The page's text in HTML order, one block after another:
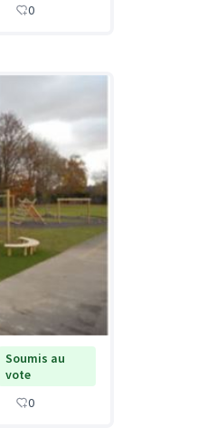
0
Soumis au
vote
0